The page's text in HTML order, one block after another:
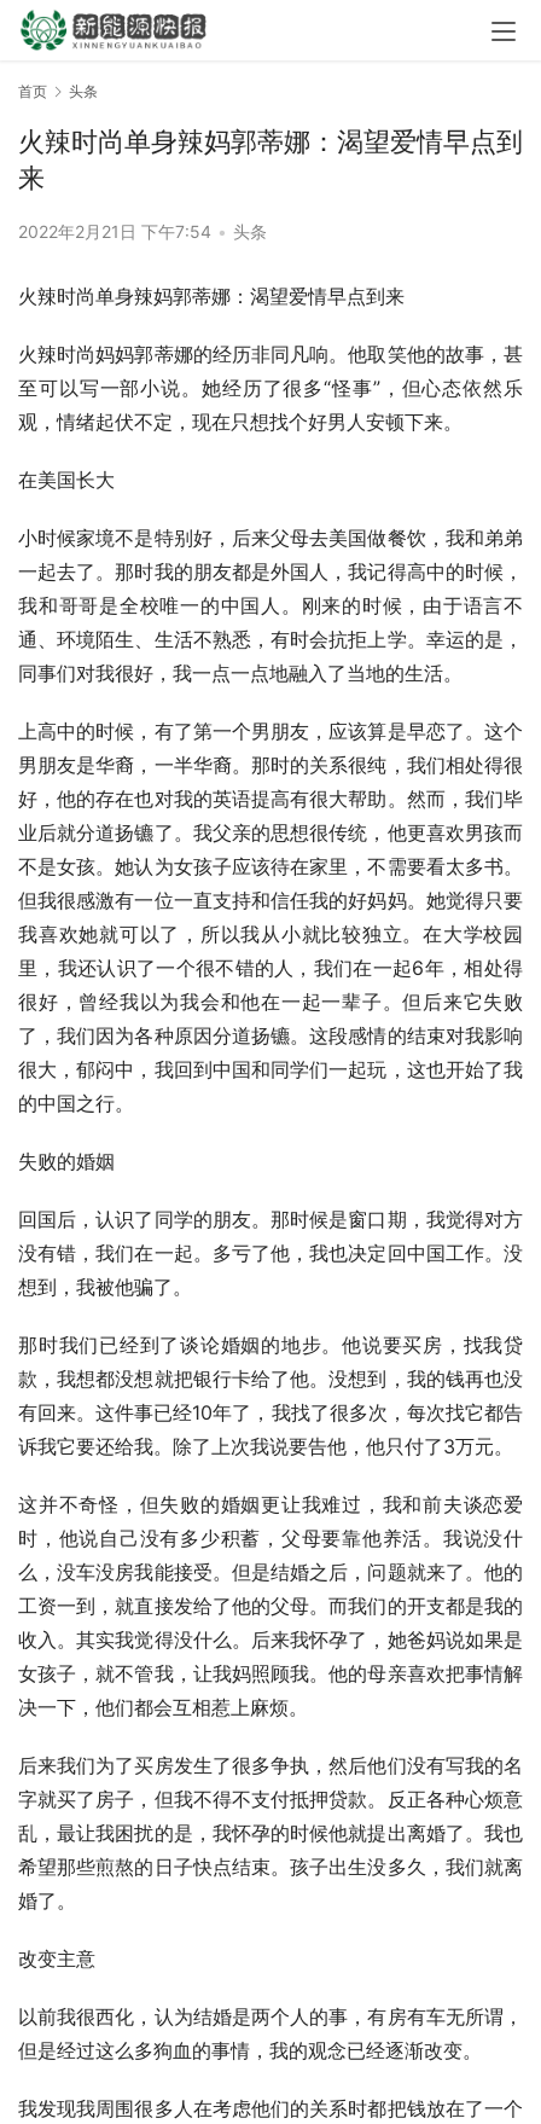
首页 头条
火辣时尚单身辣妈郭蒂娜：渴望爱情早点到
来
2022年2月21日 下午7:54 • 头条
火辣时尚单身辣妈郭蒂娜：渴望爱情早点到来
火辣时尚妈妈郭蒂娜的经历非同凡响。他取笑他的故事，甚
至可以写一部小说。她经历了很多“怪事”，但心态依然乐
观，情绪起伏不定，现在只想找个好男人安顿下来。
在美国长大
小时候家境不是特别好，后来父母去美国做餐饮，我和弟弟
一起去了。那时我的朋友都是外国人，我记得高中的时候，
我和哥哥是全校唯一的中国人。刚来的时候，由于语言不
通、环境陌生、生活不熟悉，有时会抗拒上学。幸运的是，
同事们对我很好，我一点一点地融入了当地的生活。
上高中的时候，有了第一个男朋友，应该算是早恋了。这个
男朋友是华裔，一半华裔。那时的关系很纯，我们相处得很
好，他的存在也对我的英语提高有很大帮助。然而，我们毕
业后就分道扬镳了。我父亲的思想很传统，他更喜欢男孩而
不是女孩。她认为女孩子应该待在家里，不需要看太多书。
但我很感激有一位一直支持和信任我的好妈妈。她觉得只要
我喜欢她就可以了，所以我从小就比较独立。在大学校园
里，我还认识了一个很不错的人，我们在一起6年，相处得
很好，曾经我以为我会和他在一起一辈子。但后来它失败
了，我们因为各种原因分道扬镳。这段感情的结束对我影响
很大，郁闷中，我回到中国和同学们一起玩，这也开始了我
的中国之行。
失败的婚姻
回国后，认识了同学的朋友。那时候是窗口期，我觉得对方
没有错，我们在一起。多亏了他，我也决定回中国工作。没
想到，我被他骗了。
那时我们已经到了谈论婚姻的地步。他说要买房，找我贷
款，我想都没想就把银行卡给了他。没想到，我的钱再也没
有回来。这件事已经10年了，我找了很多次，每次找它都告
诉我它要还给我。除了上次我说要告他，他只付了3万元。
这并不奇怪，但失败的婚姻更让我难过，我和前夫谈恋爱
时，他说自己没有多少积蓄，父母要靠他养活。我说没什
么，没车没房我能接受。但是结婚之后，问题就来了。他的
工资一到，就直接发给了他的父母。而我们的开支都是我的
收入。其实我觉得没什么。后来我怀孕了，她爸妈说如果是
女孩子，就不管我，让我妈照顾我。他的母亲喜欢把事情解
决一下，他们都会互相惹上麻烦。
后来我们为了买房发生了很多争执，然后他们没有写我的名
字就买了房子，但我不得不支付抵押贷款。反正各种心烦意
乱，最让我困扰的是，我怀孕的时候他就提出离婚了。我也
希望那些煎熬的日子快点结束。孩子出生没多久，我们就离
婚了。
改变主意
以前我很西化，认为结婚是两个人的事，有房有车无所谓，
但是经过这么多狗血的事情，我的观念已经逐渐改变。
我发现我周围很多人在考虑他们的关系时都把钱放在了一个